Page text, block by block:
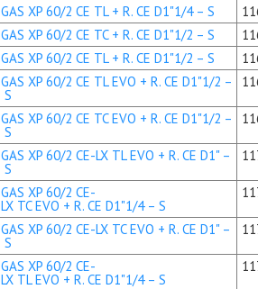
GAS XP 60/2 CE TL + R. CE D1"1/4 – S
GAS XP 60/2 CE TC + R. CE D1"1/2 – S
GAS XP 60/2 CE TL + R. CE D1"1/2 – S
GAS XP 60/2 CE TL EVO + R. CE D1"1/2 –
S
GAS XP 60/2 CE TC EVO + R. CE D1"1/2 –
S
GAS XP 60/2 CE-LX TL EVO + R. CE D1" –
S
GAS XP 60/2 CE-
LX TC EVO + R. CE D1"1/4 – S
GAS XP 60/2 CE-LX TC EVO + R. CE D1" –
S
GAS XP 60/2 CE-
LX TL EVO + R. CE D1"1/4 – S